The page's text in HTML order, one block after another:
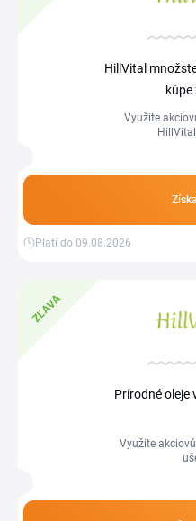
HillVital
kúpe
Využite
Platí do 09.08.2026
ZĽAVA
Prírodné oleje
Využite